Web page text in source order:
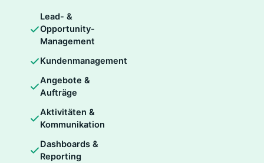
Lead- &
Opportunity-
Management
Kundenmanagement
Angebote &
Aufträge
Aktivitäten &
Kommunikation
Dashboards &
Reporting